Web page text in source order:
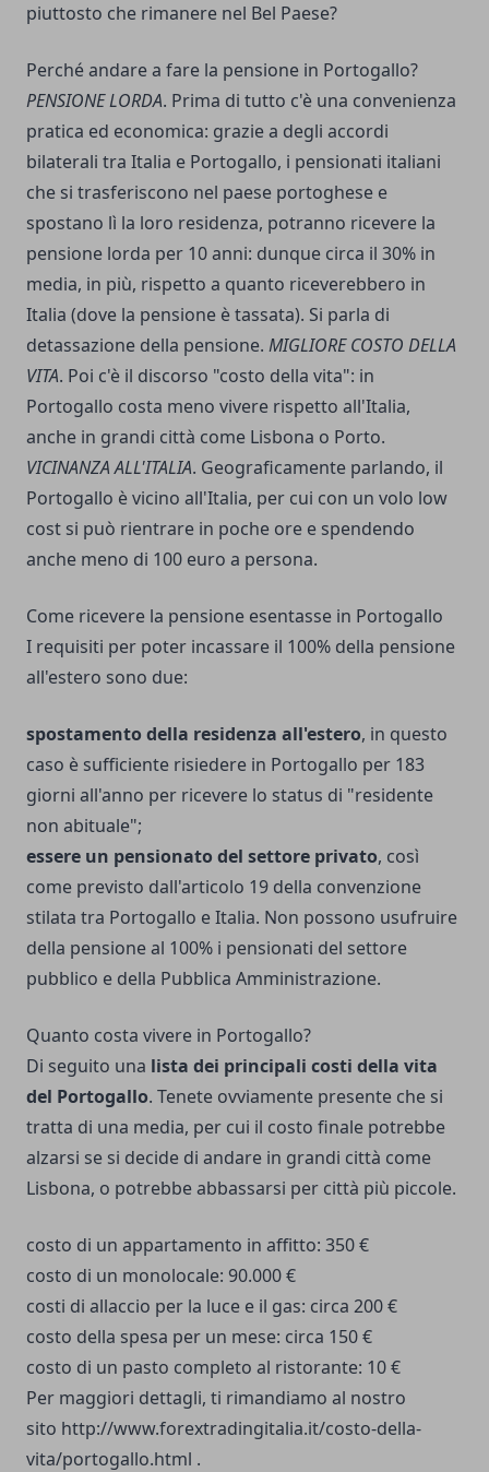
piuttosto che rimanere nel Bel Paese?
Perché andare a fare la pensione in Portogallo?
PENSIONE LORDA. Prima di tutto c'è una convenienza
pratica ed economica: grazie a degli accordi
bilaterali tra Italia e Portogallo, i pensionati italiani
che si trasferiscono nel paese portoghese e
spostano lì la loro residenza, potranno ricevere la
pensione lorda per 10 anni: dunque circa il 30% in
media, in più, rispetto a quanto riceverebbero in
Italia (dove la pensione è tassata). Si parla di
detassazione della pensione. MIGLIORE COSTO DELLA
VITA. Poi c'è il discorso "costo della vita": in
Portogallo costa meno vivere rispetto all'Italia,
anche in grandi città come Lisbona o Porto.
VICINANZA ALL'ITALIA. Geograficamente parlando, il
Portogallo è vicino all'Italia, per cui con un volo low
cost si può rientrare in poche ore e spendendo
anche meno di 100 euro a persona.
Come ricevere la pensione esentasse in Portogallo
I requisiti per poter incassare il 100% della pensione
all'estero sono due:
spostamento della residenza all'estero, in questo
caso è sufficiente risiedere in Portogallo per 183
giorni all'anno per ricevere lo status di "residente
non abituale";
essere un pensionato del settore privato, così
come previsto dall'articolo 19 della convenzione
stilata tra Portogallo e Italia. Non possono usufruire
della pensione al 100% i pensionati del settore
pubblico e della Pubblica Amministrazione.
Quanto costa vivere in Portogallo?
Di seguito una lista dei principali costi della vita
del Portogallo. Tenete ovviamente presente che si
tratta di una media, per cui il costo finale potrebbe
alzarsi se si decide di andare in grandi città come
Lisbona, o potrebbe abbassarsi per città più piccole.
costo di un appartamento in affitto: 350 €
costo di un monolocale: 90.000 €
costi di allaccio per la luce e il gas: circa 200 €
costo della spesa per un mese: circa 150 €
costo di un pasto completo al ristorante: 10 €
Per maggiori dettagli, ti rimandiamo al nostro
sito http://www.forextradingitalia.it/costo-della-
vita/portogallo.html .